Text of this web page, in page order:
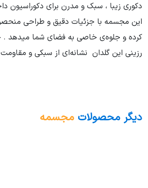
دکوری زیبا ، سبک و مدرن برای دکوراسیون
این مجسمه با جزئیات دقیق و طراحی
کرده و جلوه‌ی خاصی به فضای شما میدهد .
رزینی این گلدان نشانه‌ای از سبکی و
دیگر محصولات مجسمه